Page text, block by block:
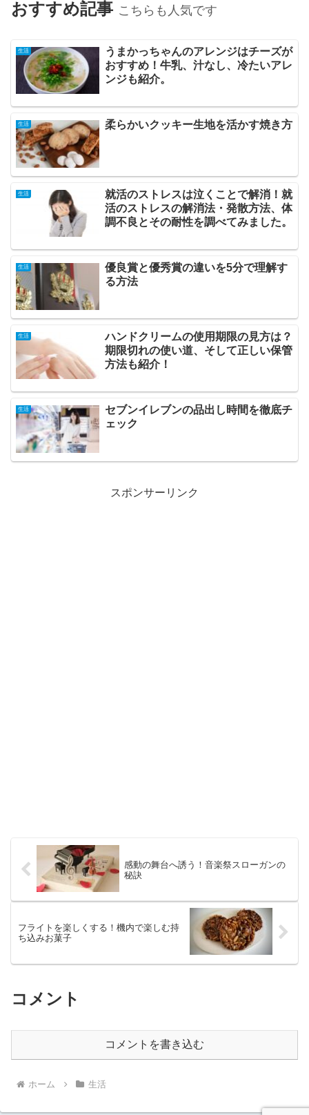
おすすめ記事 こちらも人気です
生活
うまかっちゃんのアレンジはチーズが
おすすめ！牛乳、汁なし、冷たいアレ
ンジも紹介。
生活 柔らかいクッキー生地を活かす焼き方
生活
就活のストレスは泣くことで解消！就
活のストレスの解消法・発散方法、体
調不良とその耐性を調べてみました。
生活
優良賞と優秀賞の違いを5分で理解す
る方法
生活
ハンドクリームの使用期限の見方は？
期限切れの使い道、そして正しい保管
方法も紹介！
生活
セブンイレブンの品出し時間を徹底チ
ェック
スポンサーリンク
感動の舞台へ誘う！音楽祭スローガンの
秘訣
フライトを楽しくする！機内で楽しむ持
ち込みお菓子
コメント
コメントを書き込む
ホーム 生活